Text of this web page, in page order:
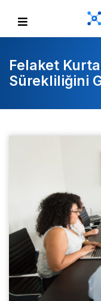
Felaket
Sürekliliğini